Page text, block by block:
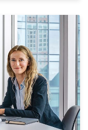
Schließen